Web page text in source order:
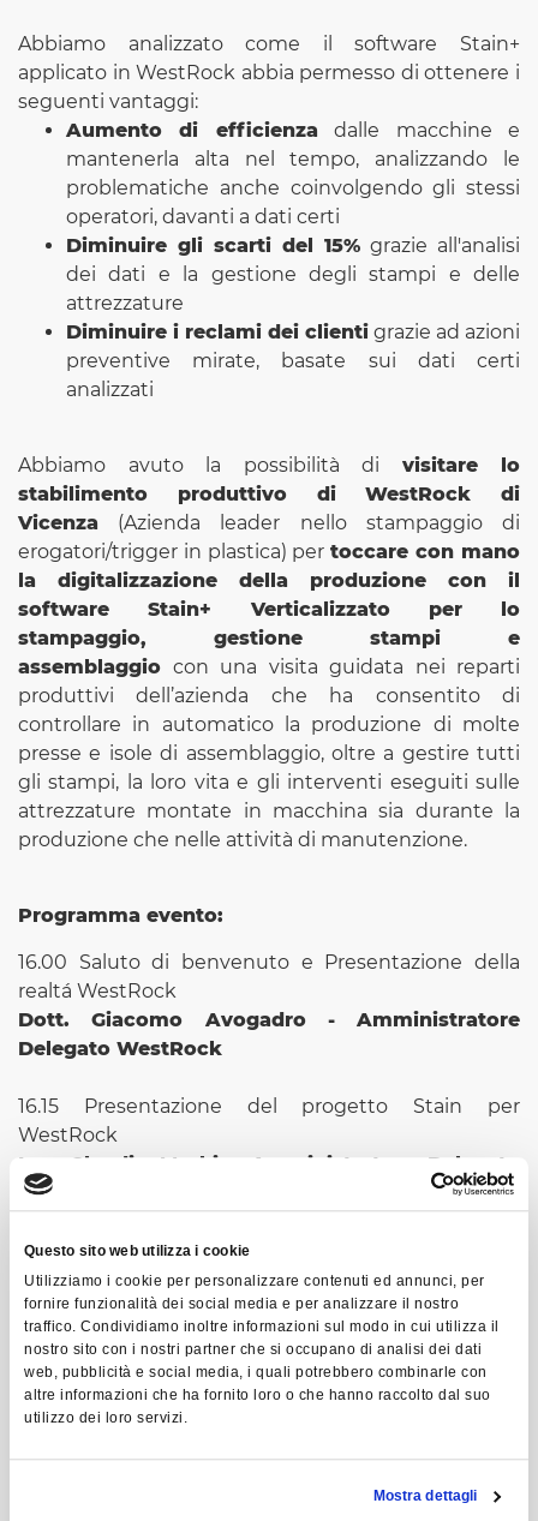
Questo sito web utilizza i cookie
Utilizziamo i cookie per personalizzare contenuti ed annunci, per
fornire funzionalità dei social media e per analizzare il nostro
traffico. Condividiamo inoltre informazioni sul modo in cui utilizza il
nostro sito con i nostri partner che si occupano di analisi dei dati
web, pubblicità e social media, i quali potrebbero combinarle con
altre informazioni che ha fornito loro o che hanno raccolto dal suo
utilizzo dei loro servizi.
Mostra dettagli
Abbiamo analizzato come il software Stain+
applicato in WestRock abbia permesso di ottenere i
seguenti vantaggi:
Aumento di efficienza dalle macchine e
mantenerla alta nel tempo, analizzando le
problematiche anche coinvolgendo gli stessi
operatori, davanti a dati certi
Diminuire gli scarti del 15% grazie all'analisi
dei dati e la gestione degli stampi e delle
attrezzature
Diminuire i reclami dei clienti grazie ad azioni
preventive mirate, basate sui dati certi
analizzati
Abbiamo avuto la possibilità di visitare lo
stabilimento produttivo di WestRock di
Vicenza (Azienda leader nello stampaggio di
erogatori/trigger in plastica) pertoccare con mano
la digitalizzazione della produzione con il
software Stain+ Verticalizzato per lo
stampaggio, gestione stampi e
assemblaggio con una visita guidata nei reparti
produttivi dell’azienda che ha consentito di
controllare in automatico la produzione di molte
presse e isole di assemblaggio, oltre a gestire tutti
gli stampi, la loro vita e gli interventi eseguiti sulle
attrezzature montate in macchina sia durante la
produzione che nelle attività di manutenzione.
Programma evento:
16.00 Saluto di benvenuto e Presentazione della
realtá WestRock
Dott. Giacomo Avogadro - Amministratore
Delegato WestRock
16.15 Presentazione del progetto Stain per
WestRock
Ing. Claudio Morbi - Amministratore Delegato
Stain
16.30 Il modello organizzativo "LEAN" nella
produzione di WestRock - vantaggi e risultati
ottenuti
Dott. Francesco Rossi - Operation Manager
WestRock
17.00VISITA GUIDATA IN STABILIMENTO